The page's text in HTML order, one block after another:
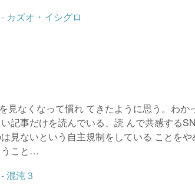
見なくなって慣れ てきたように思う。わか
記事だけを読んでいる、読 んで共感する
見ないという自主規制をしている ことをや
うこと…